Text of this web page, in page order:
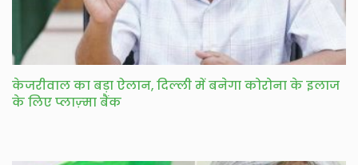
केजरीवाल का बड़ा ऐलान, दिल्ली में बनेगा कोरोना के इलाज
के लिए प्लाज़्मा बैंक